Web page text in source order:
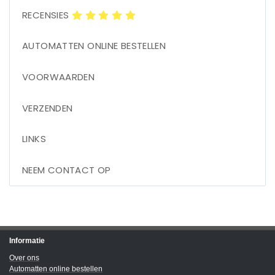
RECENSIES
AUTOMATTEN ONLINE BESTELLEN
VOORWAARDEN
VERZENDEN
LINKS
NEEM CONTACT OP
Informatie
Over ons
Automatten online bestellen